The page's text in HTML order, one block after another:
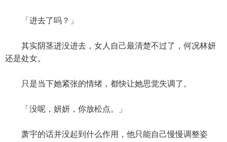
「进去了吗？」
其实阴茎进没进去，女人自己最清楚不过了，何况林妍
还是处女。
只是当下她紧张的情绪，都快让她思觉失调了。
「没呢，妍妍，你放松点。」
萧宇的话并没起到什么作用，他只能自己慢慢调整姿